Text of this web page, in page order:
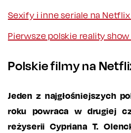
Sexify i inne seriale na
Pierwsze polskie reality
Polskie filmy na
Jeden z najgłośniejszych
roku powraca w drugiej
reżyserii Cypriana T.